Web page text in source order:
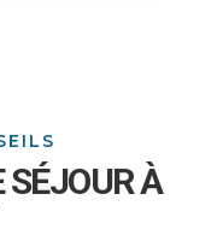
SÉJOUR À